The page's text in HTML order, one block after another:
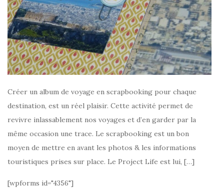
Créer un album de voyage en scrapbooking pour chaque
destination, est un réel plaisir. Cette activité permet de
revivre inlassablement nos voyages et d’en garder par la
même occasion une trace. Le scrapbooking est un bon
moyen de mettre en avant les photos & les informations
touristiques prises sur place. Le Project Life est lui, […]
[wpforms id="4356"]